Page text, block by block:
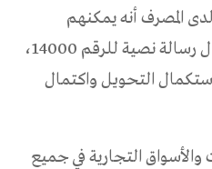
المصرف أنه يمكنهم
الاستفادة من خدمة الدفع بواسطة الـ SMS ، عن طريق إرسال رسالة نصية للرقم 14000،
التحويل واكتمال
والأسواق التجارية في جميع